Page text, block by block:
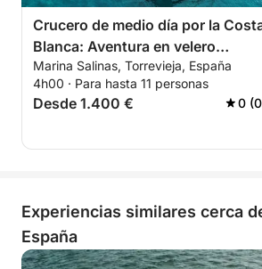
Crucero de medio día por la
Blanca: Aventura en velero
personalizada desde Torrevieja a
Tabarca y La Manga
Marina Salinas, Torrevieja, España
4h00 · Para hasta 11 personas
Desde 1.400 € 0
Experiencias similares cerca
España